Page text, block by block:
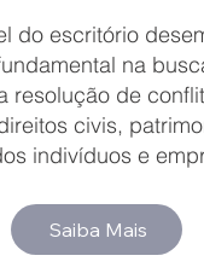
Saiba Mais
do escritório
na
resolução de
civis,
indivíduos e